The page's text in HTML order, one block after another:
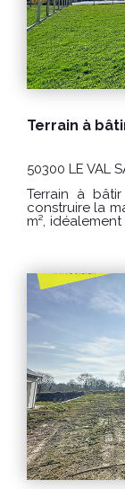
50300 LE VAL
Terrain à bâtir 814 m² Offrez-
construire la
m²,
d'environnement. Les informations sur
auxquels ce
site Géorisques :
: Prix : 99 900 € Honoraires agence inclus hors frais
AVRANCHES